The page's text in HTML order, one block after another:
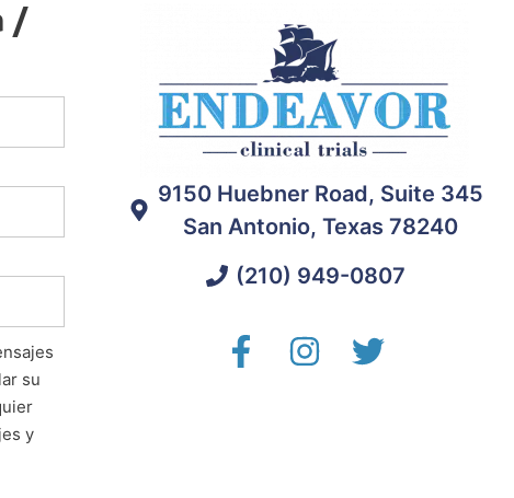
/
su
y
9150 Huebner Road, Suite 345
San Antonio, Texas 78240
(210) 949-0807